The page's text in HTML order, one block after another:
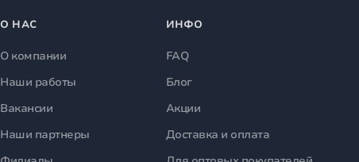
О НАС
О компании
Наши работы
Вакансии
Наши партнеры
ИНФО
FAQ
Блог
Акции
Доставка и оплата